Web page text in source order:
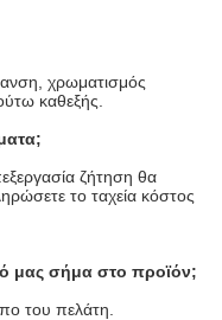
χρωματισμός
καθεξής.
ζήτηση θα
το ταχεία κόστος
μας σήμα στο προϊόν;
του πελάτη.